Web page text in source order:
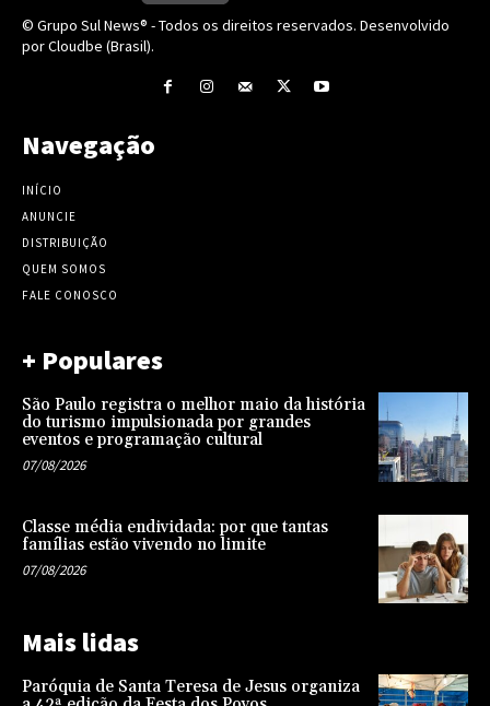
© Grupo Sul News® - Todos os direitos reservados. Desenvolvido
por Cloudbe (Brasil).
Navegação
INÍCIO
ANUNCIE
DISTRIBUIÇÃO
QUEM SOMOS
FALE CONOSCO
+ Populares
São Paulo registra o melhor maio da história
do turismo impulsionada por grandes
eventos e programação cultural
07/08/2026
Classe média endividada: por que tantas
famílias estão vivendo no limite
07/08/2026
Mais lidas
Paróquia de Santa Teresa de Jesus organiza